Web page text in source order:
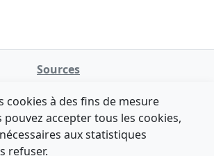
Sources
data.gouv.fr
Legifrance - API
Contact
découvert NATINFo ?
suffit (500 caractères max).
cookies à des fins de mesure
pouvez accepter tous les cookies,
aux statistiques
refuser.